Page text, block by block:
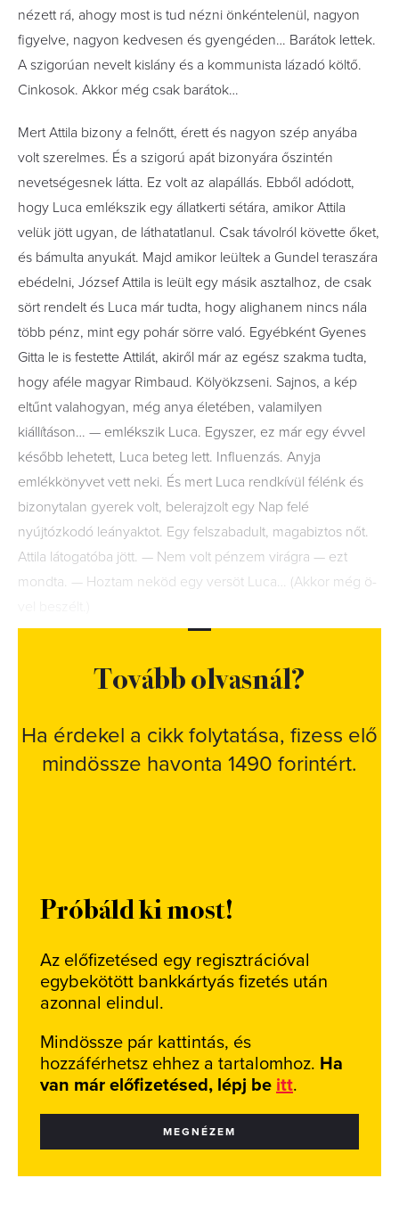
nézett rá, ahogy most is tud nézni önkéntelenül, nagyon
figyelve, nagyon kedvesen és gyengéden… Barátok lettek.
A szigorúan nevelt kislány és a kommunista lázadó költő.
Cinkosok. Akkor még csak barátok…
Mert Attila bizony a felnőtt, érett és nagyon szép anyába
volt szerelmes. És a szigorú apát bizonyára őszintén
nevetségesnek látta. Ez volt az alapállás. Ebből adódott,
hogy Luca emlékszik egy állatkerti sétára, amikor Attila
velük jött ugyan, de láthatatlanul. Csak távolról követte őket,
és bámulta anyukát. Majd amikor leültek a Gundel teraszára
ebédelni, József Attila is leült egy másik asztalhoz, de csak
sört rendelt és Luca már tudta, hogy alighanem nincs nála
több pénz, mint egy pohár sörre való. Egyébként Gyenes
Gitta le is festette Attilát, akiről már az egész szakma tudta,
hogy aféle magyar Rimbaud. Kölyökzseni. Sajnos, a kép
eltűnt valahogyan, még anya életében, valamilyen
kiállításon… — emlékszik Luca. Egyszer, ez már egy évvel
később lehetett, Luca beteg lett. Influenzás. Anyja
emlékkönyvet vett neki. És mert Luca rendkívül félénk és
bizonytalan gyerek volt, belerajzolt egy Nap felé
nyújtózkodó leányaktot. Egy felszabadult, magabiztos nőt.
Attila látogatóba jött. — Nem volt pénzem virágra — ezt
mondta. — Hoztam neköd egy versöt Luca… (Akkor még ö-
Tovább olvasnál?
Ha érdekel a cikk folytatása, fizess elő
mindössze havonta 1490 forintért.
Próbáld ki most!
Az előfizetésed egy regisztrációval
egybekötött bankkártyás fizetés után
azonnal elindul.
Mindössze pár kattintás, és
hozzáférhetsz ehhez a tartalomhoz. Ha
van már előfizetésed, lépj be itt.
MEGNÉZEM